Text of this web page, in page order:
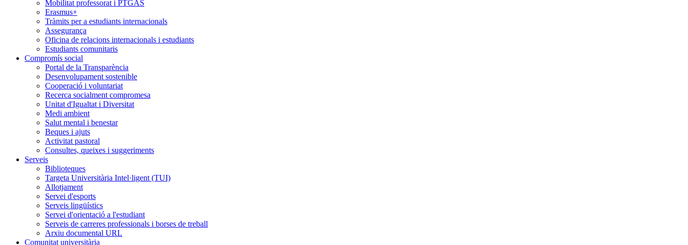
Mobilitat professorat i PTGAS
Erasmus+
Tràmits per a estudiants internacionals
Assegurança
Oficina de relacions internacionals i estudiants
Estudiants comunitaris
Compromís social
Portal de la Transparència
Desenvolupament sostenible
Cooperació i voluntariat
Recerca socialment compromesa
Unitat d'Igualtat i Diversitat
Medi ambient
Salut mental i benestar
Beques i ajuts
Activitat pastoral
Consultes, queixes i suggeriments
Serveis
Biblioteques
Targeta Universitària Intel·ligent (TUI)
Allotjament
Servei d'esports
Serveis lingüístics
Servei d'orientació a l'estudiant
Serveis de carreres professionals i borses de treball
Arxiu documental URL
Comunitat universitària